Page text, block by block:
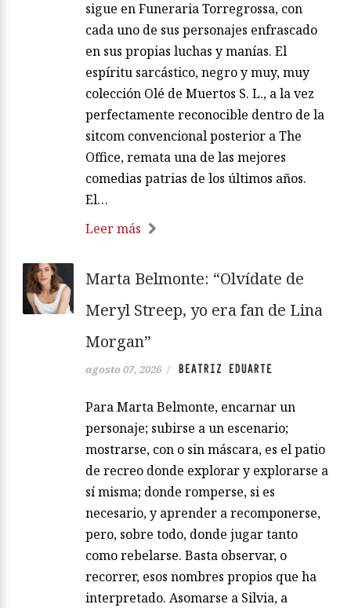
sigue en Funeraria Torregrossa, con
cada uno de sus personajes enfrascado
en sus propias luchas y manías. El
espíritu sarcástico, negro y muy, muy
colección Olé de Muertos S. L., a la vez
perfectamente reconocible dentro de la
sitcom convencional posterior a The
Office, remata una de las mejores
comedias patrias de los últimos años.
El…
Leer más
Marta Belmonte: “Olvídate de
Meryl Streep, yo era fan de Lina
Morgan”
agosto 07, 2026 / BEATRIZ EDUARTE
Para Marta Belmonte, encarnar un
personaje; subirse a un escenario;
mostrarse, con o sin máscara, es el patio
de recreo donde explorar y explorarse a
sí misma; donde romperse, si es
necesario, y aprender a recomponerse,
pero, sobre todo, donde jugar tanto
como rebelarse. Basta observar, o
recorrer, esos nombres propios que ha
interpretado. Asomarse a Silvia, a